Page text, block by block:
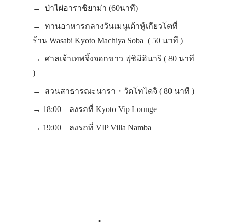
→ ป่าไผ่อาราชิยาม่า (60นาที)
→ ทานอาหารกลางวันเมนูเต้าหู้เกียวโตที่
ร้าน Wasabi Kyoto Machiya Soba ( 50 นาที )
→ ศาลเจ้าเทพจิ้งจอกขาว ฟุชิมิอินาริ ( 80 นาที
)
→ สวนสาธารณะนารา・วัดโทไดจิ ( 80 นาที )
→ 18:00 ลงรถที่ Kyoto Vip Lounge
→ 19:00 ลงรถที่ VIP Villa Namba